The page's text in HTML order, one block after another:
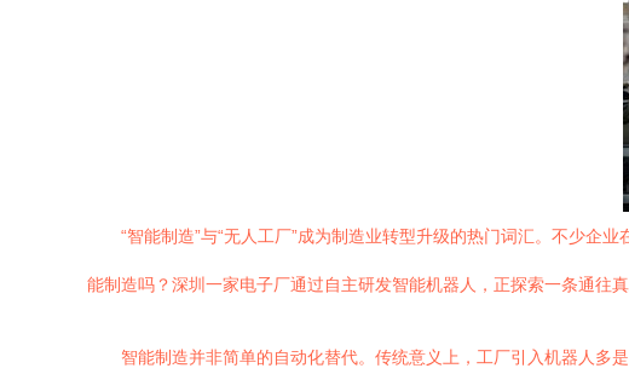
“智能制造”与“无人工厂”成为制造业转型升级的热门词汇。不少企
能制造吗？深圳一家电子厂通过自主研发智能机器人，正探索一条通往
智能制造并非简单的自动化替代。传统意义上，工厂引入机器人多